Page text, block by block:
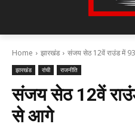
Home झारखंड संजय सेठ 12वें राउंड में
झारखंड रांची राजनीति
संजय सेठ 12वें
से आगे